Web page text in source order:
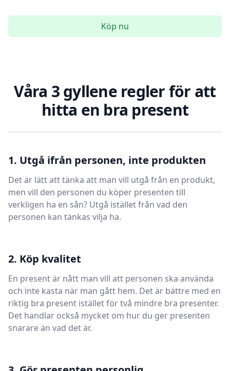
Köp nu
Våra 3 gyllene regler för att
hitta en bra present
1. Utgå ifrån personen, inte produkten
Det är lätt att tänka att man vill utgå från en produkt,
men vill den personen du köper presenten till
verkligen ha en sån? Utgå istället från vad den
personen kan tänkas vilja ha.
2. Köp kvalitet
En present är nått man vill att personen ska använda
och inte kasta när man gått hem. Det är bättre med en
riktig bra present istället för två mindre bra presenter.
Det handlar också mycket om hur du ger presenten
snarare än vad det är.